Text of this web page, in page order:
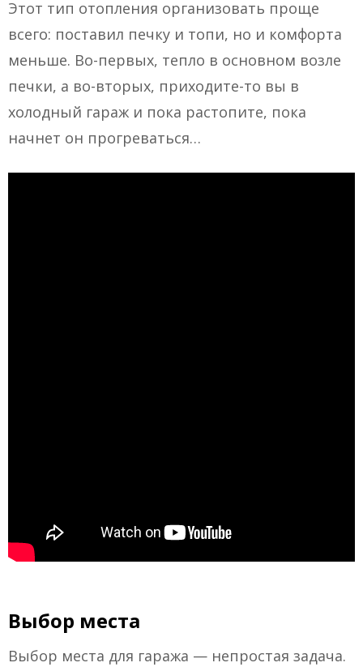
Этот тип отопления организовать проще
всего: поставил печку и топи, но и комфорта
меньше. Во-первых, тепло в основном возле
печки, а во-вторых, приходите-то вы в
холодный гараж и пока растопите, пока
начнет он прогреваться…
Выбор места
Выбор места для гаража — непростая задача.